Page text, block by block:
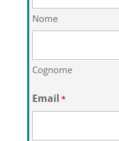
Nome
Cognome
Email *